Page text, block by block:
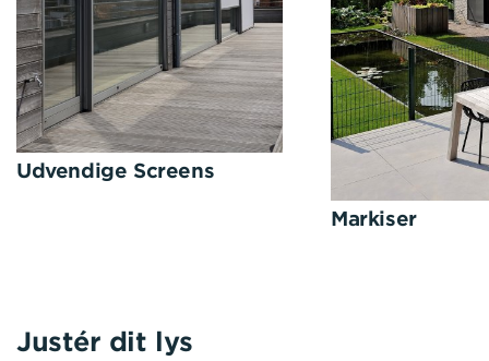
Udvendige Screens
Markiser
Justér dit lys